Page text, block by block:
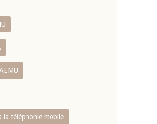
la téléphonie mobile